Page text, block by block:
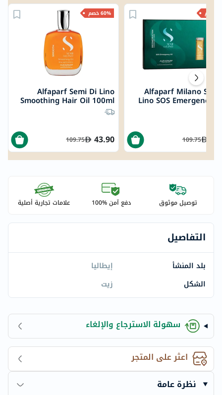
60% خصم
Alfaparf Semi Di Lino
Smoothing Hair Oil 100ml
43.90
109.75
Alfaparf Milano
Lino SOS Emergency
Oil
6 x 13ml
109.75
توصيل موثوق دفع آمن %100 علامات تجارية أصلية
التفاصيل
بلد المنشأ
إيطاليا
الشكل
زيت
سهولة الاسترجاع والإلغاء
اعثر على المتجر
نظرة عامة